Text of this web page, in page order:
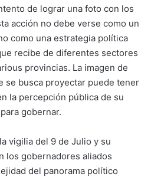
de lograr una foto con los
acción no debe verse como un
como una estrategia política
recibe de diferentes sectores
provincias. La imagen de
se busca proyectar puede tener
la percepción pública de su
gobernar.
vigilia del 9 de Julio y su
los gobernadores aliados
del panorama político